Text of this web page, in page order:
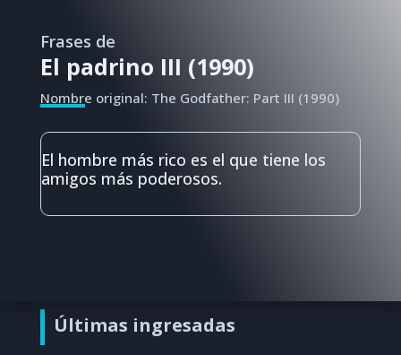
Frases de
El padrino III (1990)
Nombre original: The Godfather: Part III (1990)
El hombre más rico es el que tiene los
amigos más poderosos.
Últimas ingresadas